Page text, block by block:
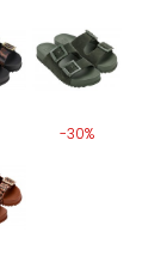
-30%